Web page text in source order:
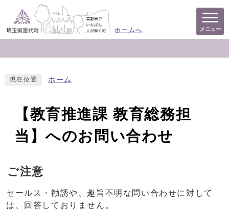
ホームへ メニュー
現在位置 ホーム
【教育推進課 教育総務担
当】へのお問い合わせ
ご注意
セールス・勧誘や、趣旨不明な問い合わせに対して
は、回答しておりません。